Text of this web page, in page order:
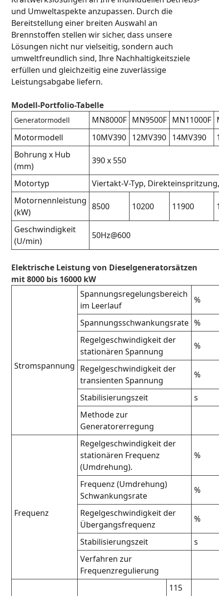
und Umweltaspekte anzupassen. Durch die
Bereitstellung einer breiten Auswahl an
Brennstoffen stellen wir sicher, dass unsere
Lösungen nicht nur vielseitig, sondern auch
umweltfreundlich sind, Ihre Nachhaltigkeitsziele
erfüllen und gleichzeitig eine zuverlässige
Leistungsabgabe liefern.
Modell-Portfolio-Tabelle
Generatormodell MN8000F MN9500F MN11000F
Motormodell
10MV390 12MV390 14MV390
Bohrung x Hub
(mm)
390 x 550
Motortyp
Viertakt-V-Typ,
Motornennleistung
(kW)
8500 10200 11900
Geschwindigkeit
(U/min)
50Hz@600
Elektrische Leistung von Dieselgeneratorsätzen
mit 8000 bis 16000 kW
Stromspannung
Spannungsregelungsbereich
im Leerlauf
%
Spannungsschwankungsrate %
Regelgeschwindigkeit der
stationären Spannung
%
Regelgeschwindigkeit der
transienten Spannung
%
Stabilisierungszeit
s
Methode zur
Generatorerregung
Frequenz
Regelgeschwindigkeit der
stationären Frequenz
(Umdrehung).
%
Frequenz (Umdrehung)
Schwankungsrate
%
Regelgeschwindigkeit der
Übergangsfrequenz
%
Stabilisierungszeit
s
Verfahren zur
Frequenzregulierung
115